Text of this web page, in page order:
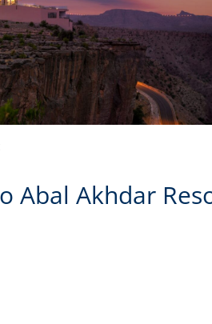
Abal Akhdar